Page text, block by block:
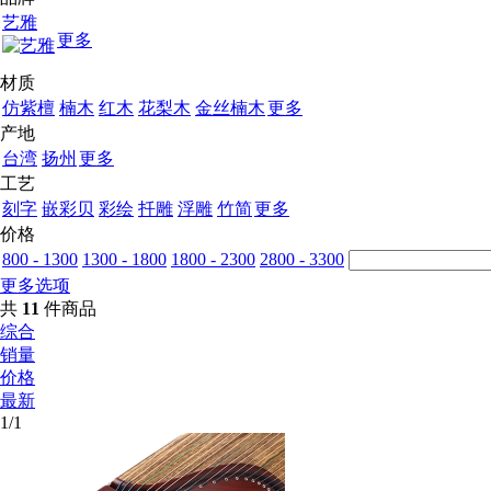
艺雅
更多
材质
仿紫檀 楠木 红木 花梨木 金丝楠木更多
产地
台湾 扬州 更多
工艺
刻字 嵌彩贝 彩绘 扦雕 浮雕 竹简更多
价格
800 - 1300 1300 - 1800 1800 - 2300 2800 - 3300
更多选项
共 11 件商品
综合
销量
价格
最新
1/1